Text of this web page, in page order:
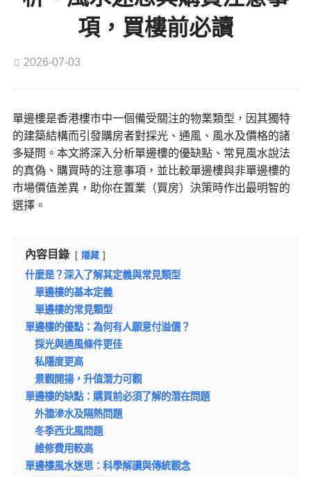
項，買樓前必讀
2026-07-03
單邊樓是香港樓市中一個備受關注的物業類型，因其獨特
的建築結構而引發購房者對採光、通風、風水及價格的諸
多疑問。本文將深入分析單邊樓的優缺點、常見風水說法
的真偽、購買時的注意事項，並比較單邊樓與非單邊樓的
市場價值差異，助你在置業（買房）決策時作出最明智的
選擇。
內容目錄 隱藏
什麼是？深入了解其定義與常見類型
單邊樓的基本定義
單邊樓的常見類型
單邊樓的優點：為何有人願意付溢價？
採光與通風條件更佳
私隱度更高
景觀開揚，升值潛力可觀
單邊樓的缺點：購買前必須了解的潛在問題
外牆滲水及隔熱問題
冬季西北風問題
維修費用較高
單邊樓風水迷思：科學解讀與傳統觀念